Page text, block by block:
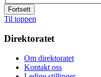
Fortsett
Til toppen
Direktoratet
Om direktoratet
Kontakt oss